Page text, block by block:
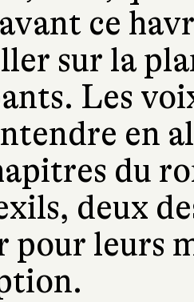
ce
sur la
Les
en
du
deux
pour leurs